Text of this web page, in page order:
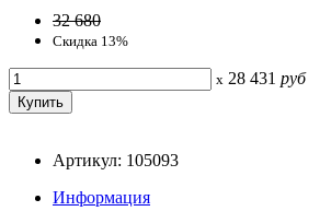
32 680
Скидка 13%
x 28 431 руб
Артикул: 105093
Информация